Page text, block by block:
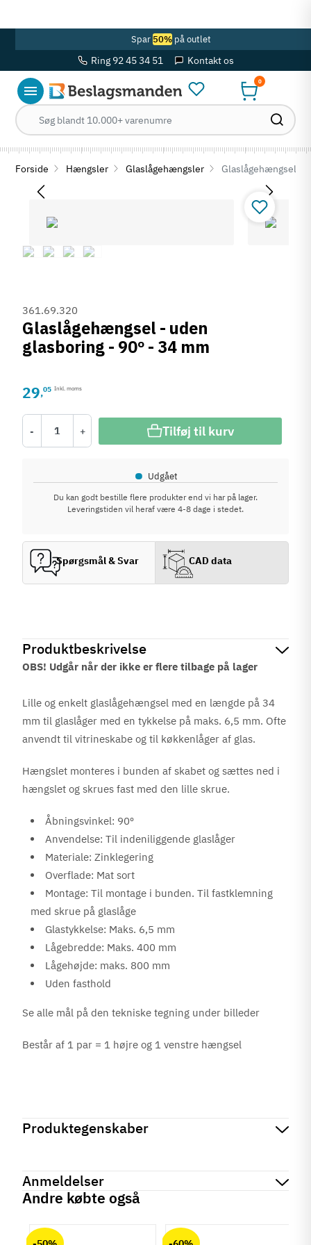
Spar 50%på outlet
Ring 92 45 34 51 Kontakt os
0
Forside Hængsler Glaslågehængsler Glaslågehængsel -
Produktbeskrivelse
OBS! Udgår når der ikke er flere tilbage på lager
Lille og enkelt glaslågehængsel med en længde på 34
mm til glaslåger med en tykkelse på maks. 6,5 mm. Ofte
anvendt til vitrineskabe og til køkkenlåger af glas.
Hængslet monteres i bunden af skabet og sættes ned i
hængslet og skrues fast med den lille skrue.
Åbningsvinkel: 90º
Anvendelse: Til indeniliggende glaslåger
Materiale: Zinklegering
Overflade: Mat sort
Montage: Til montage i bunden. Til fastklemning
med skrue på glaslåge
Glastykkelse: Maks. 6,5 mm
Lågebredde: Maks. 400 mm
Lågehøjde: maks. 800 mm
Uden fasthold
Se alle mål på den tekniske tegning under billeder
Består af 1 par = 1 højre og 1 venstre hængsel
Produktegenskaber
TilstandNy
Anmeldelser
361.69.320
Glaslågehængsel - uden
glasboring - 90º - 34 mm
29,05 Inkl. moms
- + Tilføj til kurv
• Udgået
Du kan godt bestille flere produkter end vi har på lager.
Leveringstiden vil heraf være 4-8 dage i stedet.
Spørgsmål & Svar CAD data
Andre købte også